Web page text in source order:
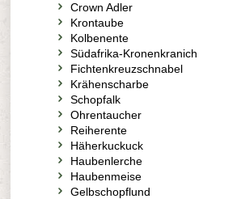
Crown Adler
Krontaube
Kolbenente
Südafrika-Kronenkranich
Fichtenkreuzschnabel
Krähenscharbe
Schopfalk
Ohrentaucher
Reiherente
Häherkuckuck
Haubenlerche
Haubenmeise
Gelbschopflund